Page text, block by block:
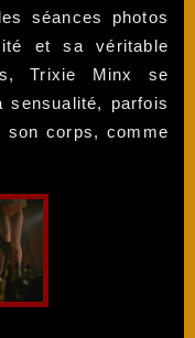
séances photos
et sa véritable
Trixie Minx se
sensualité, parfois
son corps, comme